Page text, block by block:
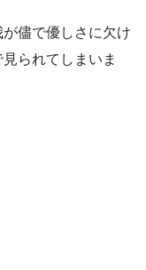
儘で優しさに欠け
られてしまいま